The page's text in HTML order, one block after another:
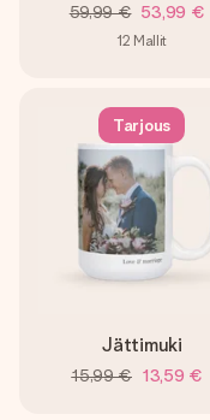
59,99 € 53,99 €
12 Mallit
Tarjous
Jättimuki
15,99 € 13,59 €